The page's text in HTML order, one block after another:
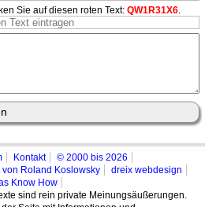
Sie auf diesen roten Text: QW1R31X6.
Kontakt
© 2000 bis 2026
Roland Koslowsky
dreix webdesign
Know How
sind rein private Meinungsäußerungen.